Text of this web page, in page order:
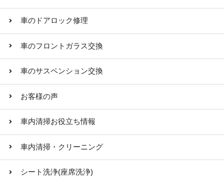
車のドアロック修理
車のフロントガラス交換
車のサスペンション交換
お客様の声
車内清掃お役立ち情報
車内清掃・クリーニング
シート洗浄(座席洗浄)